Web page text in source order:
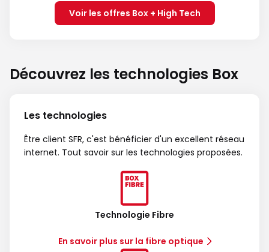
Voir les offres Box + High Tech
Découvrez les technologies Box
Les technologies
Être client SFR, c'est bénéficier d'un excellent réseau
internet. Tout savoir sur les technologies proposées.
Technologie Fibre
En savoir plus sur la fibre optique